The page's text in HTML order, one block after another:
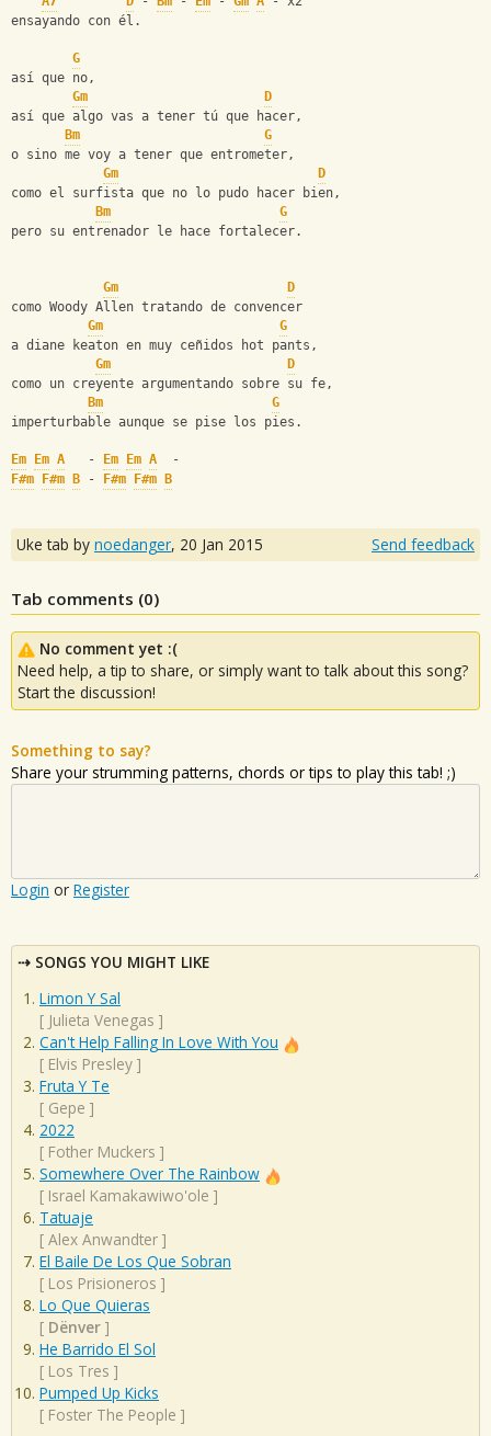
ensayando con él.
G
así que no,
Gm
D
así que algo vas a tener tú que hacer,
Bm
G
o sino me voy a tener que entrometer,
Gm
D
como el surfista que no lo pudo hacer bien,
Bm
G
pero su entrenador le hace fortalecer.
Gm
D
como Woody Allen tratando de convencer
Gm
G
a diane keaton en muy ceñidos hot pants,
Gm
D
como un creyente argumentando sobre su fe,
Bm
G
imperturbable aunque se pise los pies.
Em Em A
   -
Em Em A
  -
F#m
F#m B - F#m F#m B
Uke tab by noedanger, 20 Jan 2015 Send feedback
Tab comments (0)
No comment yet :(
Need help, a tip to share, or simply want to talk about this song?
Start the discussion!
Something to say?
Share your strumming patterns, chords or tips to play this tab! ;)
Login or Register
SONGS YOU MIGHT LIKE
Limon Y Sal
[ Julieta Venegas ]
Can't Help Falling In Love With You
[ Elvis Presley ]
Fruta Y Te
[ Gepe ]
2022
[ Fother Muckers ]
Somewhere Over The Rainbow
[ Israel Kamakawiwo'ole ]
Tatuaje
[ Alex Anwandter ]
El Baile De Los Que Sobran
[ Los Prisioneros ]
Lo Que Quieras
[ Dënver ]
He Barrido El Sol
[ Los Tres ]
Pumped Up Kicks
[ Foster The People ]